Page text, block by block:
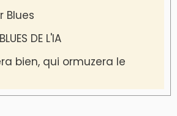
Blues
DE L'IA
bien, qui ormuzera le